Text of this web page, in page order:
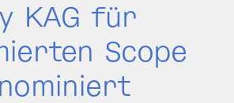
KAG für
Scope